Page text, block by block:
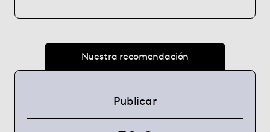
Nuestra recomendación
Publicar